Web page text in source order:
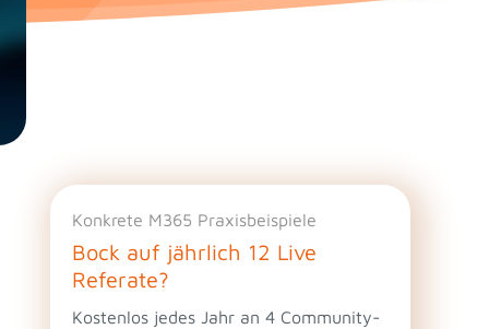
Konkrete M365 Praxisbeispiele
Bock auf jährlich 12 Live
Referate?
Kostenlos jedes Jahr an 4 Community-